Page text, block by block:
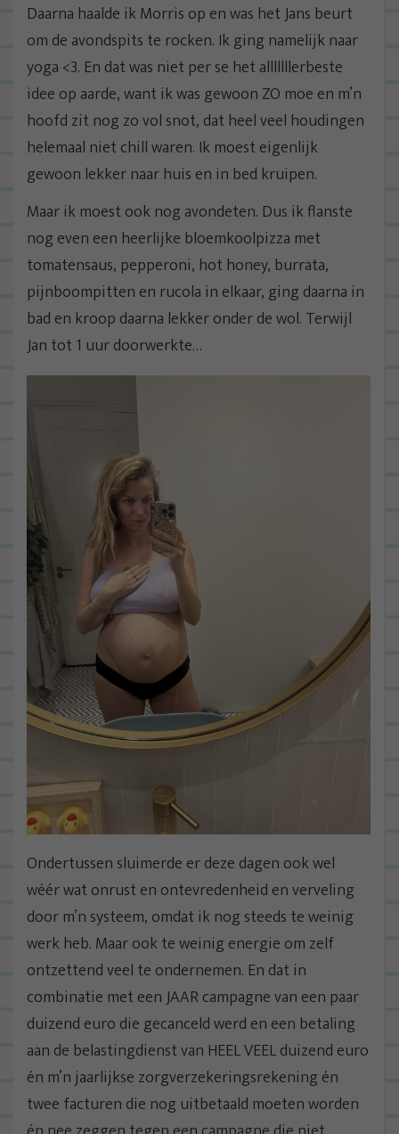
Daarna haalde ik Morris op en was het Jans beurt
om de avondspits te rocken. Ik ging namelijk naar
yoga <3. En dat was niet per se het alllllllerbeste
idee op aarde, want ik was gewoon ZO moe en m’n
hoofd zit nog zo vol snot, dat heel veel houdingen
helemaal niet chill waren. Ik moest eigenlijk
gewoon lekker naar huis en in bed kruipen.
Maar ik moest ook nog avondeten. Dus ik flanste
nog even een heerlijke bloemkoolpizza met
tomatensaus, pepperoni, hot honey, burrata,
pijnboompitten en rucola in elkaar, ging daarna in
bad en kroop daarna lekker onder de wol. Terwijl
Jan tot 1 uur doorwerkte…
Ondertussen sluimerde er deze dagen ook wel
wéér wat onrust en ontevredenheid en verveling
door m’n systeem, omdat ik nog steeds te weinig
werk heb. Maar ook te weinig energie om zelf
ontzettend veel te ondernemen. En dat in
combinatie met een JAAR campagne van een paar
duizend euro die gecanceld werd en een betaling
aan de belastingdienst van HEEL VEEL duizend euro
én m’n jaarlijkse zorgverzekeringsrekening én
twee facturen die nog uitbetaald moeten worden